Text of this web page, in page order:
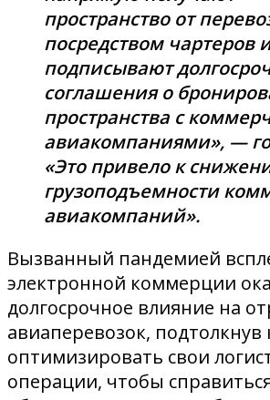
пространство от
посредством чартеров
подписывают
соглашения о
пространства с
авиакомпаниями», —
«Это привело к
грузоподъемности
авиакомпаний».
Вызванный пандемией
электронной коммерции
долгосрочное влияние на
авиаперевозок,
оптимизировать свои
операции, чтобы